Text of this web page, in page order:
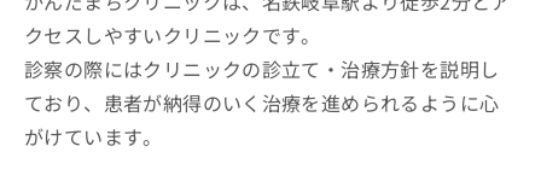
クセスしやすいクリニックです。
診察の際にはクリニックの診立て・治療方針を説明し
ており、患者が納得のいく治療を進められるように心
がけています。